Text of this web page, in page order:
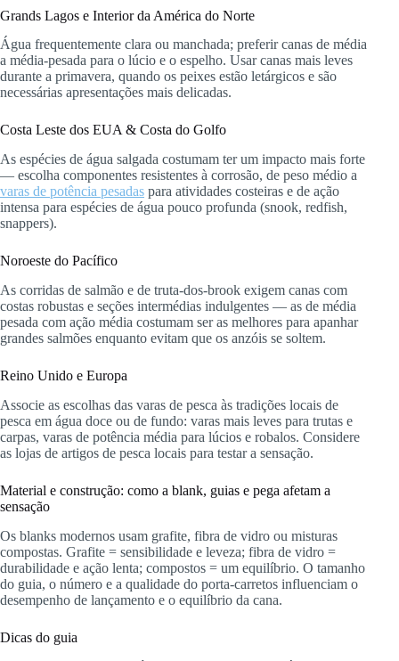
Grands Lagos e Interior da América do Norte
Água frequentemente clara ou manchada; preferir canas de média
a média-pesada para o lúcio e o espelho. Usar canas mais leves
durante a primavera, quando os peixes estão letárgicos e são
necessárias apresentações mais delicadas.
Costa Leste dos EUA & Costa do Golfo
As espécies de água salgada costumam ter um impacto mais forte
— escolha componentes resistentes à corrosão, de peso médio a
varas de potência pesadas para atividades costeiras e de ação
intensa para espécies de água pouco profunda (snook, redfish,
snappers).
Noroeste do Pacífico
As corridas de salmão e de truta-dos-brook exigem canas com
costas robustas e seções intermédias indulgentes — as de média
pesada com ação média costumam ser as melhores para apanhar
grandes salmões enquanto evitam que os anzóis se soltem.
Reino Unido e Europa
Associe as escolhas das varas de pesca às tradições locais de
pesca em água doce ou de fundo: varas mais leves para trutas e
carpas, varas de potência média para lúcios e robalos. Considere
as lojas de artigos de pesca locais para testar a sensação.
Material e construção: como a blank, guias e pega afetam a
sensação
Os blanks modernos usam grafite, fibra de vidro ou misturas
compostas. Grafite = sensibilidade e leveza; fibra de vidro =
durabilidade e ação lenta; compostos = um equilíbrio. O tamanho
do guia, o número e a qualidade do porta-carretos influenciam o
desempenho de lançamento e o equilíbrio da cana.
Dicas do guia